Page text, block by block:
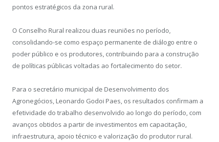
pontos estratégicos da zona rural.
O Conselho Rural realizou duas reuniões no período,
consolidando-se como espaço permanente de diálogo entre o
poder público e os produtores, contribuindo para a construção
de políticas públicas voltadas ao fortalecimento do setor.
Para o secretário municipal de Desenvolvimento dos
Agronegócios, Leonardo Godoi Paes, os resultados confirmam a
efetividade do trabalho desenvolvido ao longo do período, com
avanços obtidos a partir de investimentos em capacitação,
infraestrutura, apoio técnico e valorização do produtor rural.